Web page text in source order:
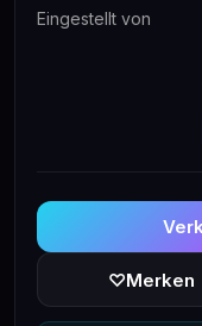
Eingestellt von
♡Merken